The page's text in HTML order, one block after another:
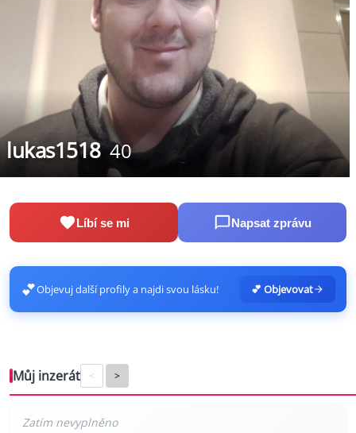
lukas1518 40
Líbí se mi Napsat zprávu
💕Objevuj další profily a najdi svou lásku! 💕 Objevovat
Můj inzerát < >